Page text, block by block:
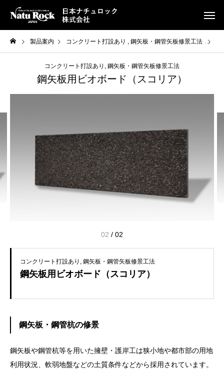
製品案内 コンクリート打設あり 鋼矢板・鋼管矢板修景工法
コンクリート打設あり 鋼矢板・鋼管矢板修景工法
鋼矢板用ビオボード（スコリア）
02 / 02
コンクリート打設あり 鋼矢板・鋼管矢板修景工法
鋼矢板用ビオボード（スコリア）
鋼矢板・鋼管杭の修景
鋼矢板や鋼管杭等を用いた擁壁・護岸工は狭小地や都市部の用地
利用状況、軟弱地盤などの土質条件などから採用されています。